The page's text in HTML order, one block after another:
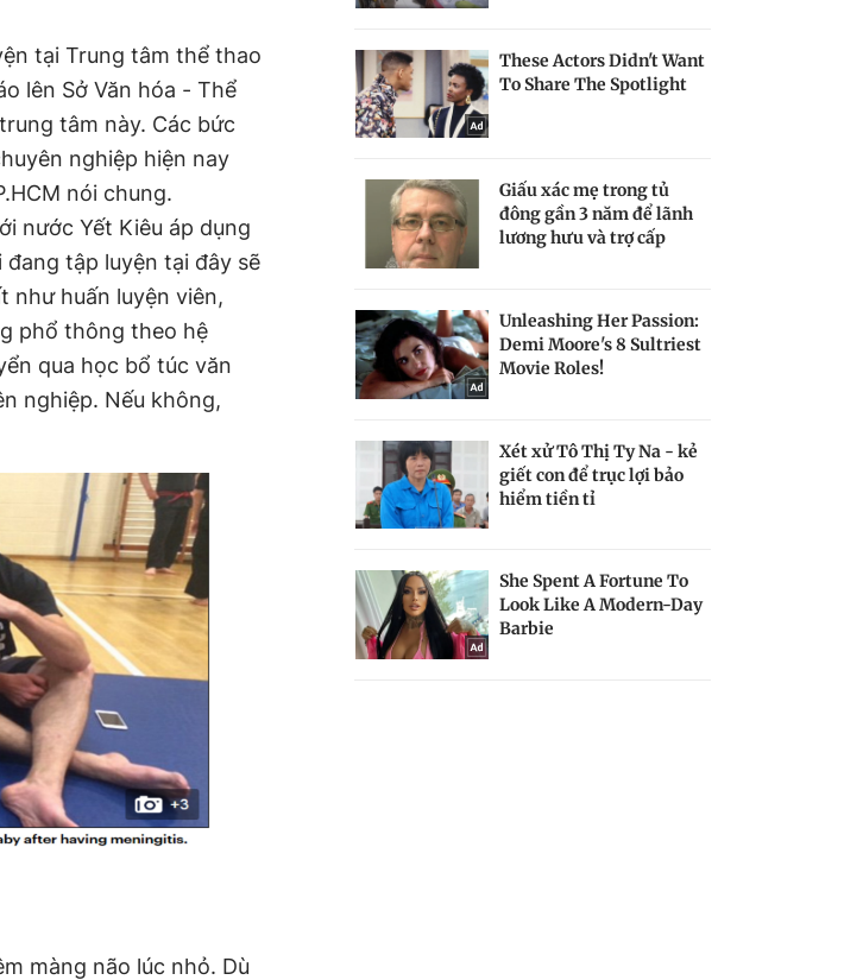
tại Trung tâm thể thao
lên Sở Văn hóa - Thể
tâm này. Các bức
nghiệp hiện nay
nói chung.
nước Yết Kiêu áp dụng
tập luyện tại đây sẽ
huấn luyện viên,
phổ thông theo hệ
qua học bổ túc văn
nghiệp. Nếu không,
màng não lúc nhỏ. Dù